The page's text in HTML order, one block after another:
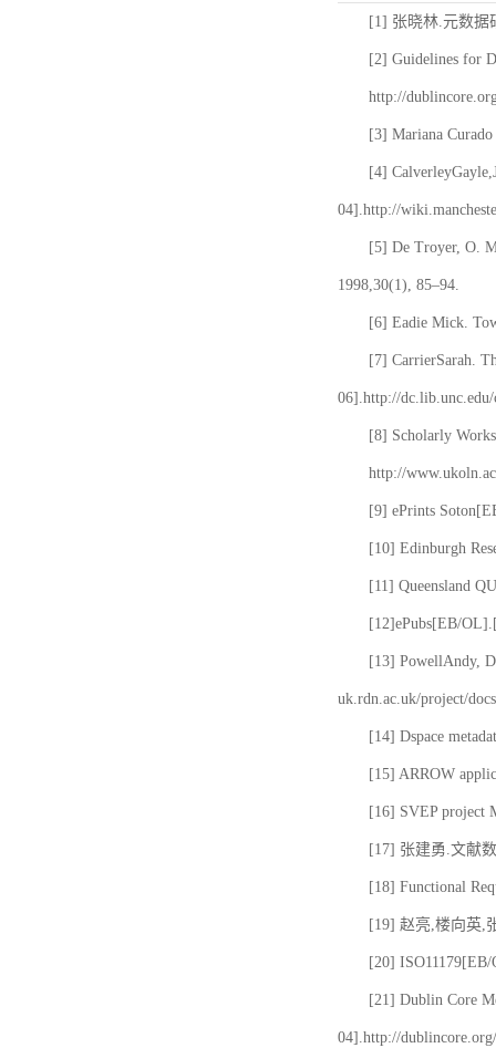
[1] 张晓林.元数据
[2] Guidelines for
http://
[3] Mariana
[4]
04].http://
[5] De Troyer, O.
1998,30(1), 85–94.
[6] Eadie Mick.
[7] CarrierSarah.
06].http://
[8] Scholarly
http://
[9] ePrints
[10] Edinburgh
[11] Queensland
[12]ePubs[EB/
[13] PowellAndy,
uk.rdn.ac.uk/project/
[14] Dspace
[15] ARROW
[16] SVEP project
[17] 张建勇.文献
[18] Functional
[19] 赵亮,楼向英,
[20] ISO11179[EB/
[21] Dublin Core
04].http://